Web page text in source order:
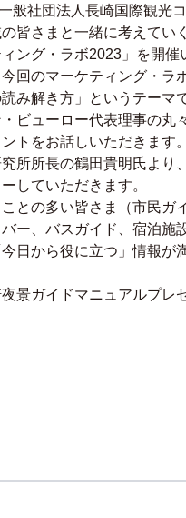
般社団法人長崎国際観光
皆さまと一緒に考えてい
ング・ラボ2023」を開催
回のマーケティング・ラ
み解き方」というテーマ
ビューロー代表理事の丸
トをお話しいただきます
所所長の鶴田貴明氏より
していただきます。
との多い皆さま（市民ガ
ー、バスガイド、宿泊施
日から役に立つ」情報が
景ガイドマニュアルプレ